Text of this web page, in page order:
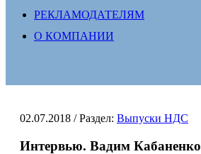
РЕКЛАМОДАТЕЛЯМ
О КОМПАНИИ
02.07.2018 / Раздел: Выпуски НДС
Интервью. Вадим Кабаненко